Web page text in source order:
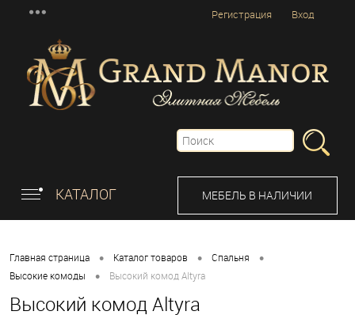
Вход
Регистрация
КАТАЛОГ МЕБЕЛЬ В НАЛИЧИИ
Главная страница • Каталог товаров • Спальня •
Высокие комоды • Высокий комод Altyra
Высокий комод Altyra